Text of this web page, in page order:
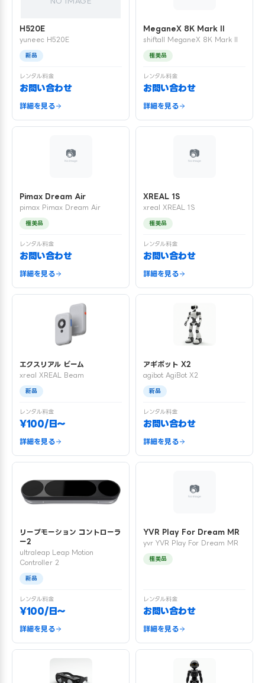
H520E
yuneec H520E
新品
レンタル料金
お問い合わせ
詳細を見る
MeganeX 8K Mark II
shiftall MeganeX 8K Mark II
極美品
レンタル料金
お問い合わせ
詳細を見る
Pimax Dream Air
pimax Pimax Dream Air
極美品
レンタル料金
お問い合わせ
詳細を見る
XREAL 1S
xreal XREAL 1S
極美品
レンタル料金
お問い合わせ
詳細を見る
エクスリアル ビーム
xreal XREAL Beam
新品
レンタル料金
¥100/日〜
詳細を見る
アギボット X2
agibot AgiBot X2
新品
レンタル料金
お問い合わせ
詳細を見る
リープモーション コントローラ
ー2
ultraleap Leap Motion
Controller 2
新品
レンタル料金
¥100/日〜
詳細を見る
YVR Play For Dream MR
yvr YVR Play For Dream MR
極美品
レンタル料金
お問い合わせ
詳細を見る